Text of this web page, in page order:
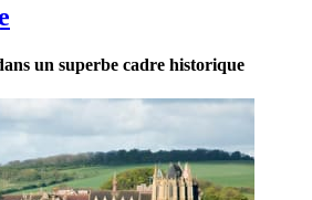
un superbe cadre historique